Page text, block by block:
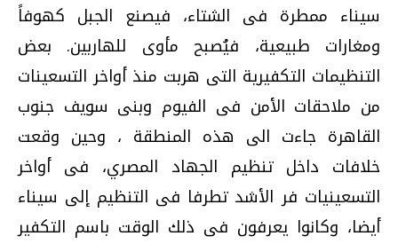
سيناء ممطرة فى الشتاء، فيصنع الجبل كهوفاً
ومغارات طبيعية، فيُصبح مأوى للهاربين. بعض
التنظيمات التكفيرية التى هربت منذ أواخر التسعينات
من ملاحقات الأمن فى الفيوم وبنى سويف جنوب
القاهرة جاءت الى هذه المنطقة ، وحين وقعت
خلافات داخل تنظيم الجهاد المصري، فى أواخر
التسعينيات فر الأشد تطرفا فى التنظيم إلى سيناء
أيضا، وكانوا يعرفون فى ذلك الوقت باسم التكفير